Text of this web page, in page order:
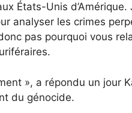
États-Unis
analyser les crimes
pas pourquoi vous
», a répondu un jour
du génocide.